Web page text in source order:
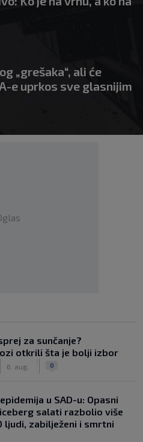
„grešaka“, ali će
e uprkos sve glasnijim
za sunčanje?
otkrili šta je bolji izbor
6. aug. 0
u SAD-u: Opasni
salati razbolio više
ljudi, zabilježeni i smrtni